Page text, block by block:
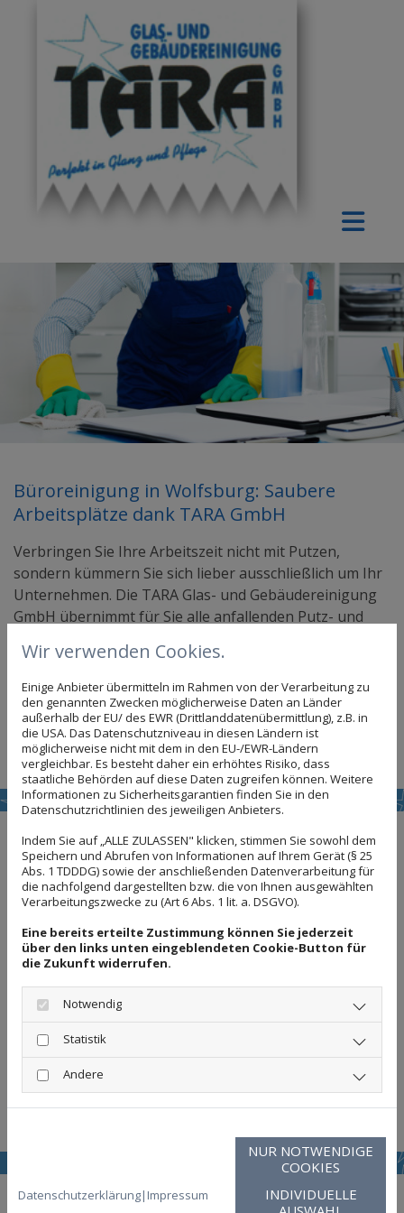
Büroreinigung in Wolfsburg: Saubere
Arbeitsplätze dank TARA GmbH
Verbringen Sie Ihre Arbeitszeit nicht mit Putzen,
sondern kümmern Sie sich lieber ausschließlich um Ihr
Unternehmen. Die TARA Glas- und Gebäudereinigung
GmbH übernimmt für Sie alle anfallenden Putz- und
Arbeit an einem sauberen, gepflegten und einladenden
Arbeitsplatz nachgehen können. Wenn Sie nach Hause
gehen, werden wir aktiv und bringen Ihr Büro auf
Hochglanz. Sie entscheiden, ob wir einmal oder
mehrmals pro Woche zu Ihnen kommen.
Individuelles Rundum-Sorglos-Paket für
Ihre Geschäftsräume
Wir reinigen Geschäftsräume aller Art im Raum
Wolfsburg, unter anderem Büros, Praxisräume und
Verwaltungsgebäude. Dabei gehen wir auf die
unterschiedlichen Bedürfnisse des jeweiligen Objekts
ein und reinigen dieses fachgerecht und professionell.
Sie brauchen sich um nichts mehr kümmern - unsere
qualifizierten Mitarbeiter erledigen alle anfallenden
Reinigungsarbeiten, so dass Sie sich jeden Morgen an
einen sauberen und gepflegten Arbeitsplatz setzen
Wir verwenden Cookies.
Einige Anbieter übermitteln im Rahmen von der Verarbeitung zu
den genannten Zwecken möglicherweise Daten an Länder
außerhalb der EU/ des EWR (Drittlanddatenübermittlung), z.B. in
die USA. Das Datenschutzniveau in diesen Ländern ist
möglicherweise nicht mit dem in den EU-/EWR-Ländern
vergleichbar. Es besteht daher ein erhöhtes Risiko, dass
staatliche Behörden auf diese Daten zugreifen können. Weitere
Informationen zu Sicherheitsgarantien finden Sie in den
Datenschutzrichtlinien des jeweiligen Anbieters.
Indem Sie auf „ALLE ZULASSEN" klicken, stimmen Sie sowohl dem
Speichern und Abrufen von Informationen auf Ihrem Gerät (§ 25
Abs. 1 TDDDG) sowie der anschließenden Datenverarbeitung für
die nachfolgend dargestellten bzw. die von Ihnen ausgewählten
Verarbeitungszwecke zu (Art 6 Abs. 1 lit. a. DSGVO).
Eine bereits erteilte Zustimmung können Sie jederzeit
über den links unten eingeblendeten Cookie-Button für
die Zukunft widerrufen.
Notwendig
Statistik
Andere
Datenschutzerklärung| Impressum
NUR NOTWENDIGE
COOKIES
INDIVIDUELLE